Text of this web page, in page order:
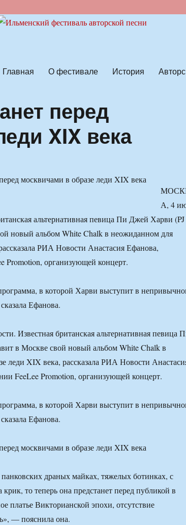
Главная О фестивале История
перед
XIX века
А, 4
альтернативная певица Пи Джей Харви (PJ
новый альбом White Chalk в неожиданном для
РИА Новости Анастасия Ефанова,
Promotion, организующей концерт.
в которой Харви выступит в
Ефанова.
британская альтернативная певица
в Москве свой новый альбом White Chalk в
леди XIX века, рассказала РИА Новости
FeeLee Promotion, организующей концерт.
в которой Харви выступит в
Ефанова.
драных майках, тяжелых ботинках, с
крик, то теперь она предстанет перед публикой в
платье Викторианской эпохи, отсутствие
— пояснила она.